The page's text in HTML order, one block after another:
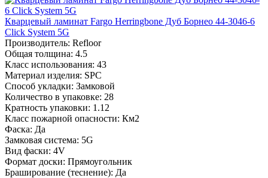
Кварцевый ламинат Fargo Herringbone Дуб Борнео 44-3046-6
Click System 5G
Производитель: Refloor
Общая толщина: 4.5
Класс использования: 43
Материал изделия: SPC
Способ укладки: Замковой
Количество в упаковке: 28
Кратность упаковки: 1.12
Класс пожарной опасности: Км2
Фаска: Да
Замковая система: 5G
Вид фаски: 4V
Формат доски: Прямоугольник
Браширование (теснение): Да